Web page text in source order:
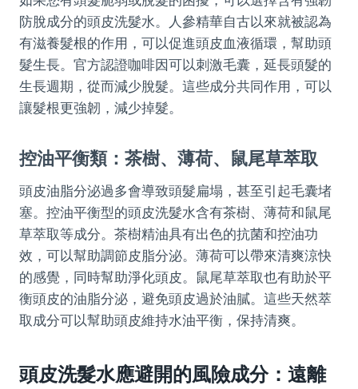
防脫成分的頭皮洗髮水。人參精華自古以來就被認為
有滋養髮根的作用，可以促進頭皮血液循環，幫助頭
髮生長。官方認證咖啡因可以刺激毛囊，延長頭髮的
生長週期，從而減少脫髮。這些成分共同作用，可以
讓髮根更強韌，減少掉髮。
控油平衡類：茶樹、薄荷、鼠尾草萃取
頭皮油脂分泌過多會導致頭髮扁塌，甚至引起毛囊堵
塞。控油平衡型的頭皮洗髮水含有茶樹、薄荷和鼠尾
草萃取等成分。茶樹精油具有出色的抗菌和控油功
效，可以幫助調節皮脂分泌。薄荷可以帶來清爽涼快
的感覺，同時幫助淨化頭皮。鼠尾草萃取也有助於平
衡頭皮的油脂分泌，避免頭皮過於油膩。這些天然萃
取成分可以幫助頭皮維持水油平衡，保持清爽。
頭皮洗髮水應避開的風險成分：遠離